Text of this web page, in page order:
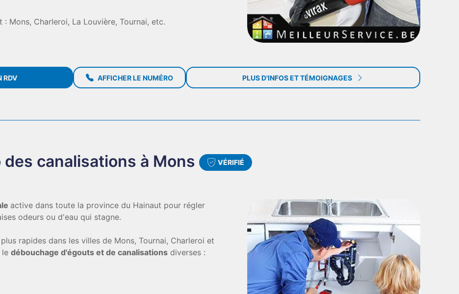
Mons, Charleroi, La Louvière, Tournai, etc.
RDV AFFICHER LE NUMÉRO PLUS D'INFOS ET TÉMOIGNAGES
des canalisations à Mons VÉRIFIÉ
active dans toute la province du Hainaut pour régler
odeurs ou d'eau qui stagne.
rapides dans les villes de Mons, Tournai, Charleroi et
ledébouchage d'égouts et de canalisations diverses :